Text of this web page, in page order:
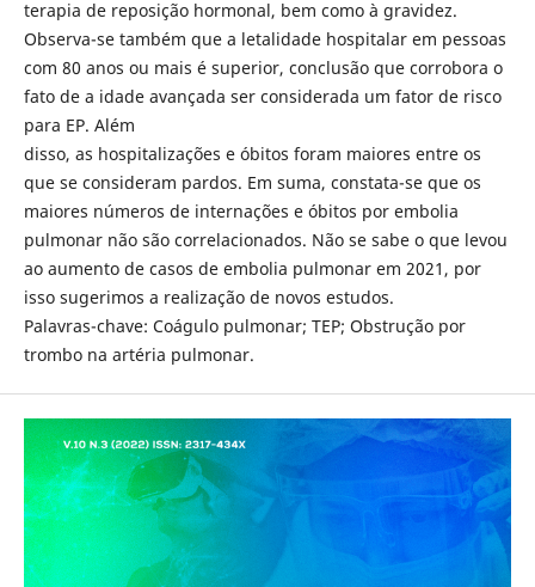
terapia de reposição hormonal, bem como à gravidez.
Observa-se também que a letalidade hospitalar em pessoas
com 80 anos ou mais é superior, conclusão que corrobora o
fato de a idade avançada ser considerada um fator de risco
para EP. Além
disso, as hospitalizações e óbitos foram maiores entre os
que se consideram pardos. Em suma, constata-se que os
maiores números de internações e óbitos por embolia
pulmonar não são correlacionados. Não se sabe o que levou
ao aumento de casos de embolia pulmonar em 2021, por
isso sugerimos a realização de novos estudos.
Palavras-chave: Coágulo pulmonar; TEP; Obstrução por
trombo na artéria pulmonar.